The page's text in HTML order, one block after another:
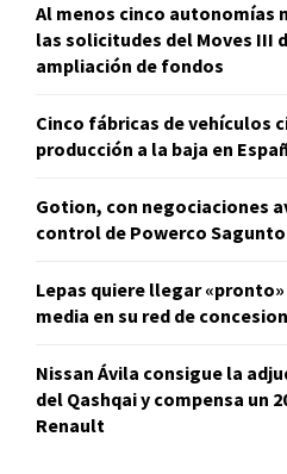
Al menos cinco autonomías
las solicitudes del Moves III
ampliación de fondos
Cinco fábricas de vehículos
producción a la baja en
Gotion, con negociaciones
control de Powerco Sagunto
Lepas quiere llegar
media en su red de
Nissan Ávila consigue la
del Qashqai y compensa un
Renault